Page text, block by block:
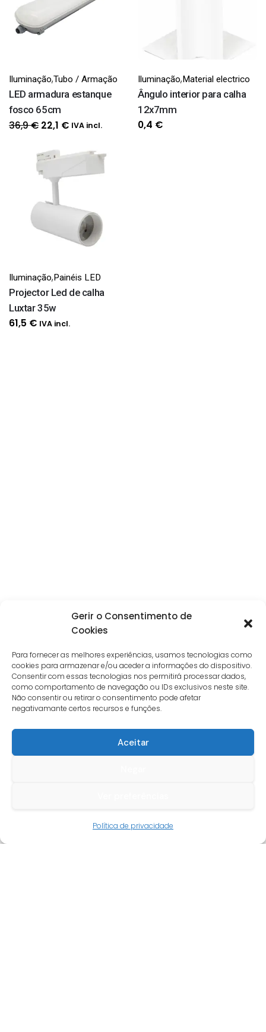
Gerir o Consentimento de
Cookies
Para fornecer as melhores experiências, usamos tecnologias como
cookies para armazenar e/ou aceder a informações do dispositivo.
Consentir com essas tecnologias nos permitirá processar dados,
como comportamento de navegação ou IDs exclusivos neste site.
Não consentir ou retirar o consentimento pode afetar
negativamante certos recursos e funções.
Aceitar
Política de privacidade
Iluminação,Tubo / Armação
LED armadura estanque
fosco 65cm
36,9€ O
original
era:
36,9 €.
22,1 €O
atual
IVA incl.
Iluminação,Material electrico
Ângulo interior para calha
12x7mm
0,4 €
Iluminação,Painéis LED
Projector Led de calha
Luxtar 35w
61,5 € IVA incl.